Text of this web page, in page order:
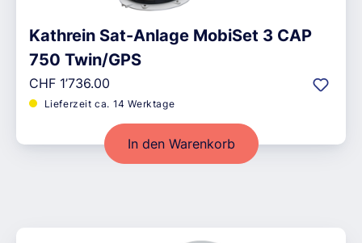
Kathrein Sat-Anlage MobiSet 3 CAP
750 Twin/GPS
Regulärer Preis:
CHF 1’736.00
Lieferzeit ca. 14 Werktage
In den Warenkorb